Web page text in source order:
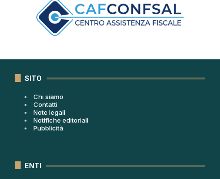
SITO
Chi siamo
Contatti
Note legali
Notifiche editoriali
Pubblicità
ENTI